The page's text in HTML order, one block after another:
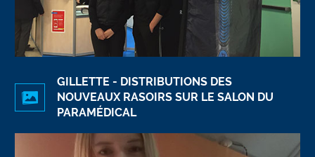
GILLETTE - DISTRIBUTIONS DES
NOUVEAUX RASOIRS SUR LE SALON DU
PARAMÉDICAL